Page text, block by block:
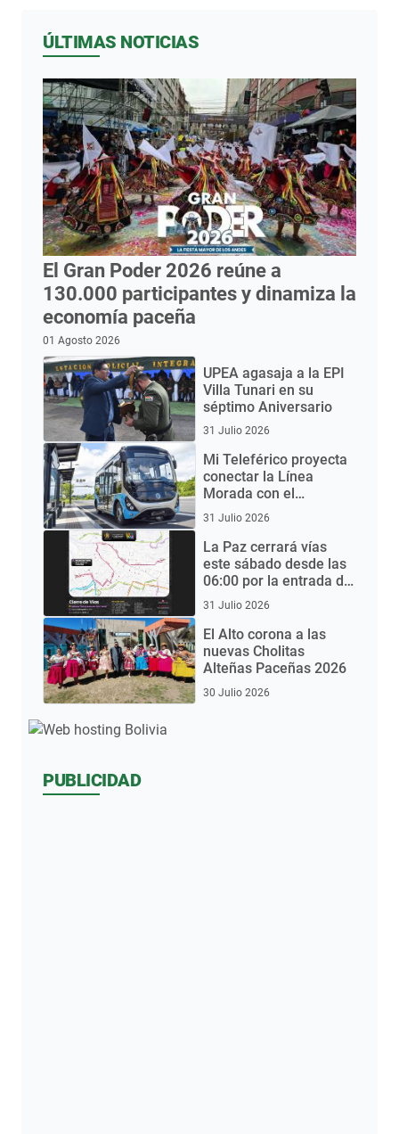
ÚLTIMAS NOTICIAS
El Gran Poder 2026 reúne a
130.000 participantes y dinamiza la
economía paceña
01 Agosto 2026
UPEA agasaja a la EPI
Villa Tunari en su
séptimo Aniversario
31 Julio 2026
Mi Teleférico proyecta
conectar la Línea
Morada con el
Aeropuerto de El Alto
eléctricos
31 Julio 2026
La Paz cerrará vías
este sábado desde las
06:00 por la entrada del
Gran Poder 2026
31 Julio 2026
El Alto corona a las
nuevas Cholitas
Alteñas Paceñas 2026
30 Julio 2026
PUBLICIDAD